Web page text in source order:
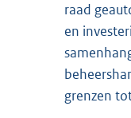
raad
en
grenzen